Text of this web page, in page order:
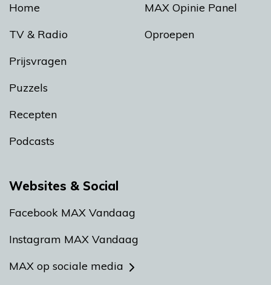
Home
TV & Radio
Prijsvragen
Puzzels
Recepten
Podcasts
MAX Opinie Panel
Oproepen
Websites & Social
Facebook MAX Vandaag
Instagram MAX Vandaag
MAX op sociale media